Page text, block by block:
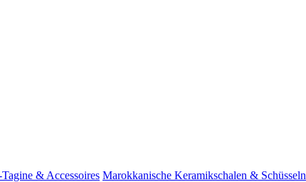
& Accessoires Marokkanische Keramikschalen & Schüsseln